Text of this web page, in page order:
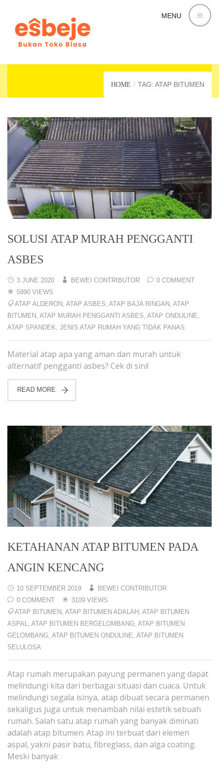
MENU
HOME TAG: ATAP BITUMEN
SOLUSI ATAP MURAH PENGGANTI
ASBES
3 JUNE 2020 BEWEI CONTRIBUTOR
0 COMMENT
5990 VIEWS
ATAP ALDERON ATAP ASBES ATAP BAJA RINGAN ATAP
BITUMEN ATAP MURAH PENGGANTI ASBES ATAP ONDULINE
ATAP SPANDEK JENIS ATAP RUMAH YANG TIDAK PANAS
Material atap apa yang aman dan murah untuk
alternatif pengganti asbes? Cek di sini!
READ MORE
KETAHANAN ATAP BITUMEN PADA
ANGIN KENCANG
10 SEPTEMBER 2019
BEWEI CONTRIBUTOR
0 COMMENT
3109 VIEWS
ATAP BITUMEN, ATAP BITUMEN ADALAH , ATAP BITUMEN
ASPAL, ATAP BITUMEN BERGELOMBANG, ATAP BITUMEN
GELOMBANG, ATAP BITUMEN ONDULINE, ATAP BITUMEN
SELULOSA
Atap rumah merupakan payung permanen yang dapat
melindungi kita dari berbagai situasi dan cuaca. Untuk
melindungi segala isinya, atap dibuat secara permanen
sekaligus juga untuk menambah nilai estetik sebuah
rumah. Salah satu atap rumah yang banyak diminati
adalah atap bitumen. Atap ini terbuat dari elemen
aspal, yakni pasir batu, fibreglass, dan alga coating.
Meski banyak